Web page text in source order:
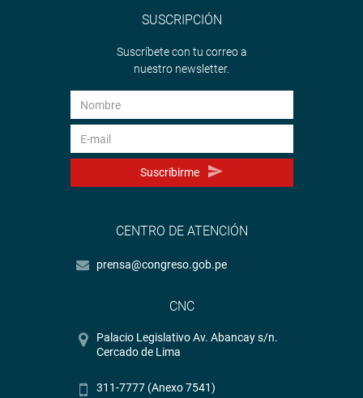
SUSCRIPCIÓN
Suscríbete con tu correo a
nuestro newsletter.
Suscribirme
CENTRO DE ATENCIÓN
prensa@congreso.gob.pe
CNC
Palacio Legislativo Av. Abancay s/n.
Cercado de Lima
311-7777 (Anexo 7541)